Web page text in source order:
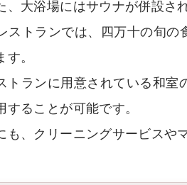
、大浴場にはサウナが併設さ
ストランでは、四万十の旬
す。
トランに用意されている和室
することが可能です。
も、クリーニングサービスや